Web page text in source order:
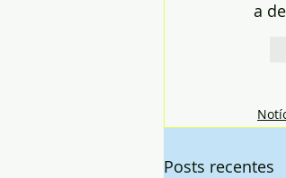
a
Posts recentes